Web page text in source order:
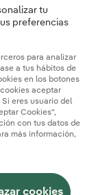
de cookies
Iberdrola.com
tu
preferencias
para analizar
a tus hábitos de
en los botones
aceptar
eres usuario del
Cookies",
con tus datos de
más información,
cookies